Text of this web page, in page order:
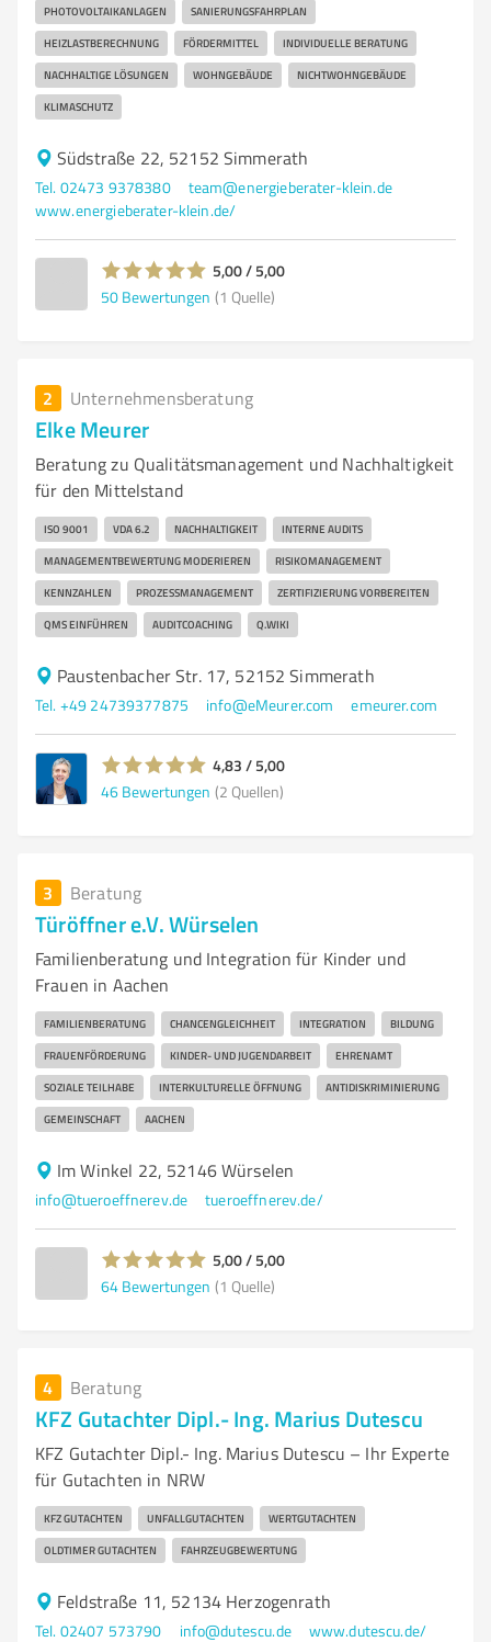
PHOTOVOLTAIKANLAGEN SANIERUNGSFAHRPLAN
HEIZLASTBERECHNUNG FÖRDERMITTEL INDIVIDUELLE BERATUNG
NACHHALTIGE LÖSUNGEN WOHNGEBÄUDE NICHTWOHNGEBÄUDE
KLIMASCHUTZ
Südstraße 22, 52152 Simmerath
Tel. 02473 9378380
team@energieberater-klein.de
www.energieberater-klein.de/
5,00 / 5,00
50 Bewertungen (1 Quelle)
2 Unternehmensberatung
Elke Meurer
Beratung zu Qualitätsmanagement und Nachhaltigkeit
für den Mittelstand
ISO 9001 VDA 6.2 NACHHALTIGKEIT INTERNE AUDITS
MANAGEMENTBEWERTUNG MODERIEREN RISIKOMANAGEMENT
KENNZAHLEN PROZESSMANAGEMENT ZERTIFIZIERUNG VORBEREITEN
QMS EINFÜHREN AUDITCOACHING Q.WIKI
Paustenbacher Str. 17, 52152 Simmerath
Tel. +49 24739377875 info@eMeurer.com emeurer.com
4,83 / 5,00
46 Bewertungen (2 Quellen)
3 Beratung
Türöffner e.V. Würselen
Familienberatung und Integration für Kinder und
Frauen in Aachen
FAMILIENBERATUNG CHANCENGLEICHHEIT INTEGRATION BILDUNG
FRAUENFÖRDERUNG KINDER- UND JUGENDARBEIT EHRENAMT
SOZIALE TEILHABE INTERKULTURELLE ÖFFNUNG ANTIDISKRIMINIERUNG
GEMEINSCHAFT AACHEN
Im Winkel 22, 52146 Würselen
info@tueroeffnerev.de tueroeffnerev.de/
5,00 / 5,00
64 Bewertungen (1 Quelle)
4 Beratung
KFZ Gutachter Dipl.- Ing. Marius Dutescu
KFZ Gutachter Dipl.- Ing. Marius Dutescu – Ihr Experte
für Gutachten in NRW
KFZ GUTACHTEN UNFALLGUTACHTEN WERTGUTACHTEN
OLDTIMER GUTACHTEN FAHRZEUGBEWERTUNG
Feldstraße 11, 52134 Herzogenrath
Tel. 02407 573790 info@dutescu.de www.dutescu.de/